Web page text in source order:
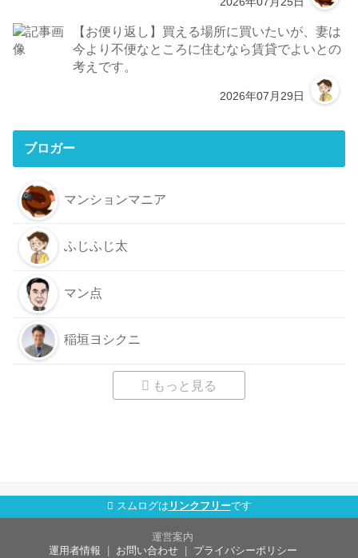
【お便り返し】買える場所に買いたいが、妻は
今より不便なところに住むなら賃貸でよいとの
考えです。
2026年07月29日
ブロガー
マンションマニア
ふじふじ太
マン点
稲垣ヨシクニ
もっと見る
スムログは リンクフリーです
運営案内
運用者情報
お問い合わせ プライバシーポリシー